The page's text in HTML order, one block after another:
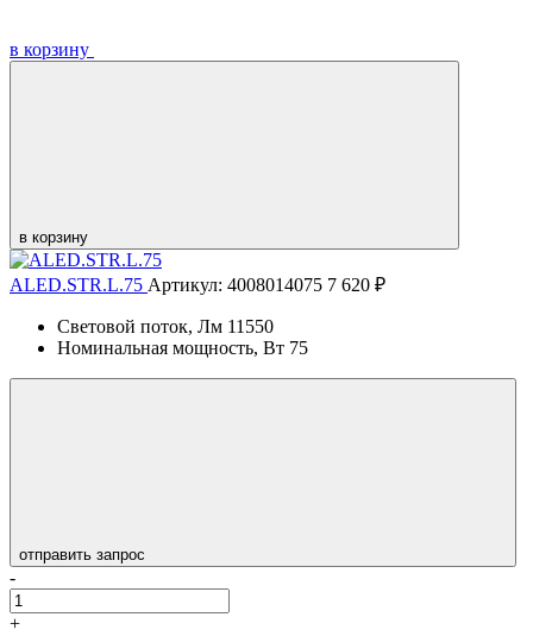
в корзину
в корзину
ALED.STR.L.75 Артикул: 4008014075 7 620 ₽
Световой поток, Лм 11550
Номинальная мощность, Вт 75
отправить запрос
-
+